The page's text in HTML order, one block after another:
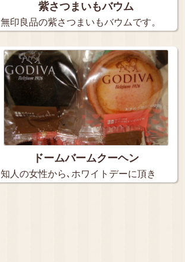
紫さつまいもバウム
無印良品の紫さつまいもバウムです。
ドームバームクーヘン
知人の女性から､ホワイトデーに頂き